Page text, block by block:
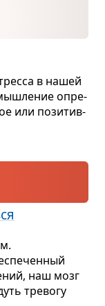
в нашей
опре­
или пози­тив­
наш мозг
тре­вогу